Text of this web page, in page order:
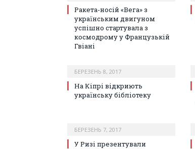
Ракета-носій «Вега» з
українським двигуном
успішно стартувала з
космодрому у Французькій
Гвіані
БЕРЕЗЕНЬ 8, 2017
На Кіпрі відкриють
українську бібліотеку
БЕРЕЗЕНЬ 7, 2017
У Ризі презентували